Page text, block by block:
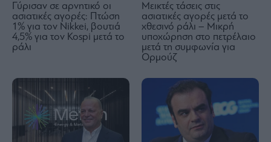
Γύρισαν σε αρνητικό οι
ασιατικές αγορές: Πτώση
1% για τον Nikkei, βουτιά
4,5% για τον Kospi μετά το
ράλι
Μεικτές τάσεις στις
ασιατικές αγορές μετά το
χθεσινό ράλι – Mικρή
υποχώρηση στο πετρέλαιο
μετά τη συμφωνία για
Ορμούζ